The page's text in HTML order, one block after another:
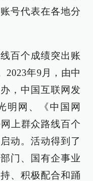
号代表在各地分
百个成绩突出账
2023年9月，由中
，中国互联网发
明网、《中国网
上群众路线百个
动。活动得到了
门、国有企事业
、积极配合和踊